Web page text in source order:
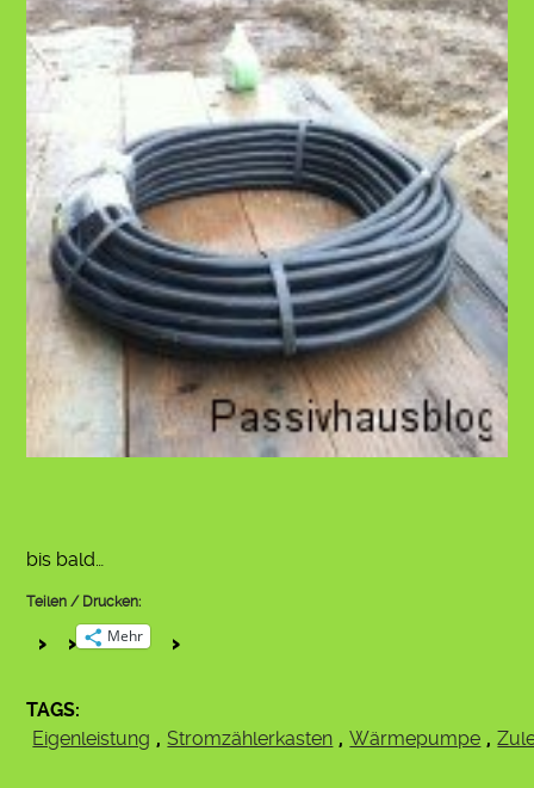
bis bald…
Teilen / Drucken:
Mehr
TAGS:
Eigenleistung , Stromzählerkasten , Wärmepumpe ,